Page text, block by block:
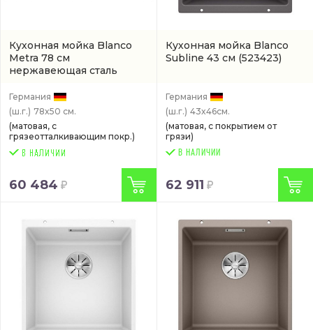
Кухонная мойка Blanco
Metra 78 см
нержавеющая сталь
Германия
(ш.г.) 78x50 см.
(матовая, с
грязеотталкивающим покр.)
60 484
Кухонная мойка Blanco
Subline 43 см (523423)
Германия
(ш.г.) 43x46см.
(матовая, с покрытием от
грязи)
В НАЛИЧИИ
62 911